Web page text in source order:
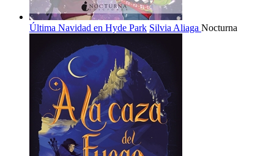
Última Navidad en Hyde Park Silvia Aliaga Nocturna